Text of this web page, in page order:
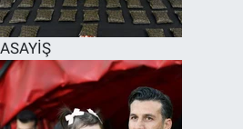
ASAYİŞ